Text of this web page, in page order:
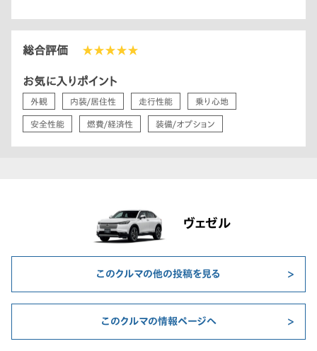
総合評価 ★★★★★
お気に入りポイント
外観 内装/居住性 走行性能 乗り心地
安全性能 燃費/経済性 装備/オプション
ヴェゼル
このクルマの他の投稿を見る
このクルマの情報ページへ